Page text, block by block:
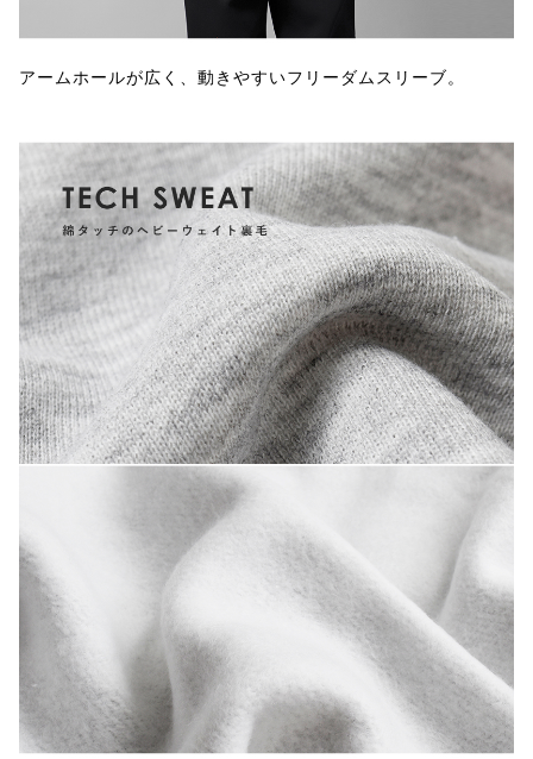
アームホールが広く、動きやすいフリーダムスリーブ。